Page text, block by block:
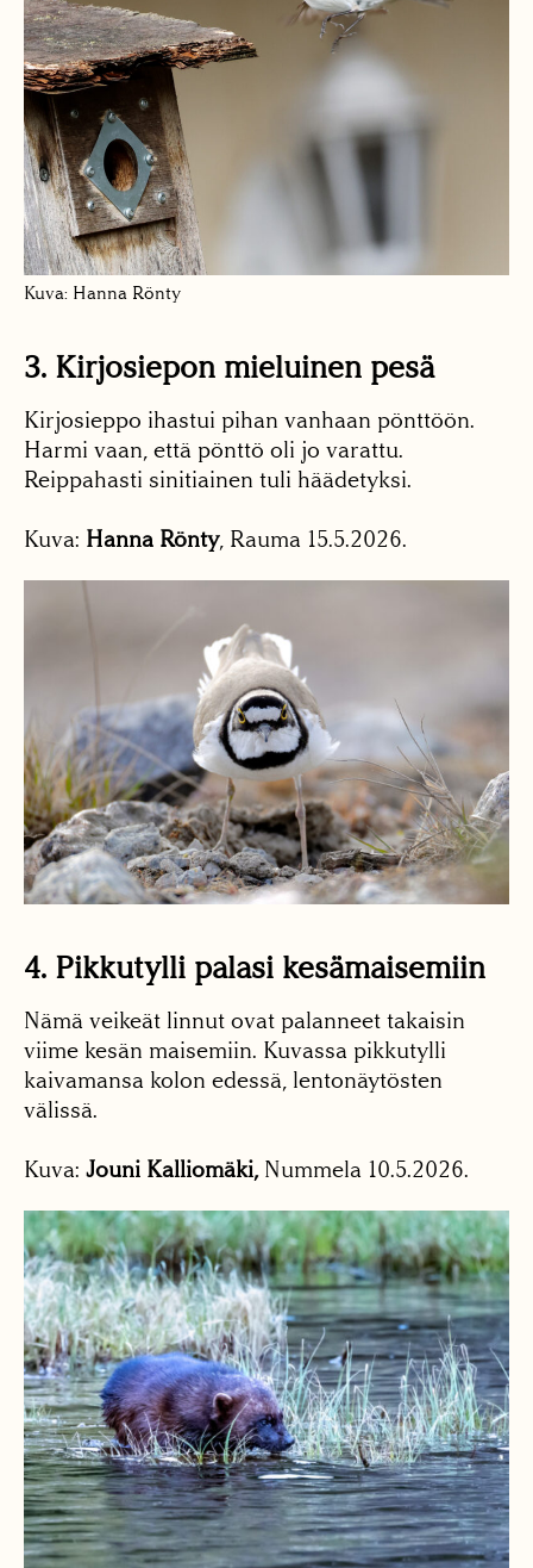
Kuva: Hanna Rönty
3. Kirjosiepon mieluinen pesä
Kirjosieppo ihastui pihan vanhaan pönttöön.
Harmi vaan, että pönttö oli jo varattu.
Reippahasti sinitiainen tuli häädetyksi.
Kuva: Hanna Rönty, Rauma 15.5.2026.
4. Pikkutylli palasi kesämaisemiin
Nämä veikeät linnut ovat palanneet takaisin
viime kesän maisemiin. Kuvassa pikkutylli
kaivamansa kolon edessä, lentonäytösten
välissä.
Kuva: Jouni Kalliomäki,Nummela 10.5.2026.